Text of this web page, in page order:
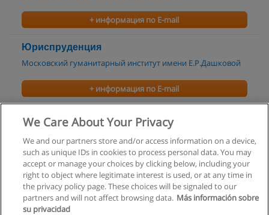
+ информация по E-mail
Юриспруденция
Московский гуманитарный институт имени Е.Р.Дашковой
+ информация по E-mail
Юриспруденция
Московский институт иностранных языков
+ информация по E-mail
We Care About Your Privacy
We and our partners store and/or access information on a device,
such as unique IDs in cookies to process personal data. You may
accept or manage your choices by clicking below, including your
right to object where legitimate interest is used, or at any time in
the privacy policy page. These choices will be signaled to our
partners and will not affect browsing data. Más información sobre
su privacidad